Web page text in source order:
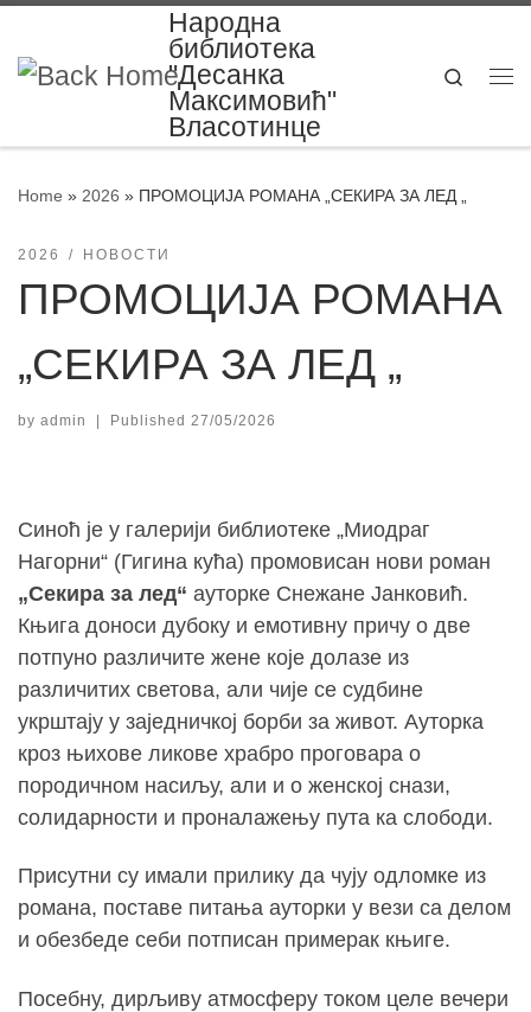
Народна
библиотека
"Десанка
Максимовић"
Власотинце
Search
Home » 2026 » ПРОМОЦИЈА РОМАНА „СЕКИРА ЗА ЛЕД „
2026 НОВОСТИ
ПРОМОЦИЈА РОМАНА
„СЕКИРА ЗА ЛЕД „
by admin Published 27/05/2026
Синоћ је у галерији библиотеке „Миодраг
Нагорни“ (Гигина кућа) промовисан нови роман
„Секира за лед“ ауторке Снежане Јанковић.
Књига доноси дубоку и емотивну причу о две
потпуно различите жене које долазе из
различитих светова, али чије се судбине
укрштају у заједничкој борби за живот. Ауторка
кроз њихове ликове храбро проговара о
породичном насиљу, али и о женској снази,
солидарности и проналажењу пута ка слободи.
Присутни су имали прилику да чују одломке из
романа, поставе питања ауторки у вези са делом
и обезбеде себи потписан примерак књиге.
Посебну, дирљиву атмосферу током целе вечери